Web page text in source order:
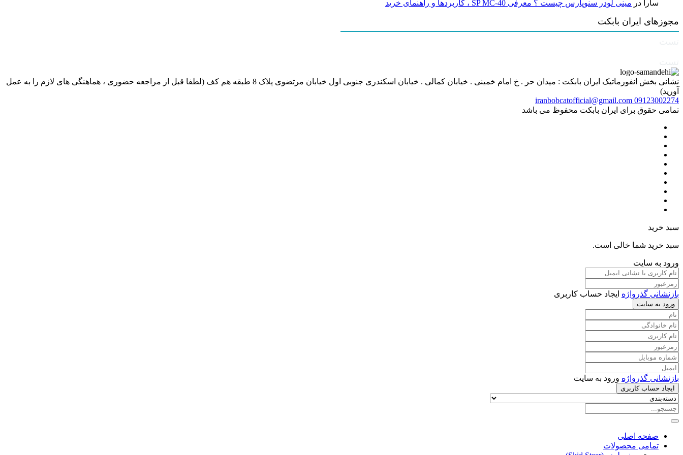
سارا در مینی لودر سنوپارس چیست ؟ معرفی SP MC-40 ، کاربردها و راهنمای خرید
مجوزهای ایران بابکت
نشانی بخش انفورماتیک ایران بابکت : میدان حر . خ امام خمینی . خیابان کمالی . خیابان اسکندری جنوبی اول خیابان مرتضوی پلاک 8 طبقه هم کف (لطفا قبل از مراجعه حضوری ، هماهنگی های لازم را به عمل
آورید)
09123002274
iranbobcatofficial@gmail.com
تمامی حقوق برای ایران بابکت محفوظ می باشد
سبد خرید
سبد خرید شما خالی است.
ورود به سایت
بازنشانی گذرواژه ایجاد حساب کاربری
ورود به سایت
بازنشانی گذرواژه ورود به سایت
ایجاد حساب کاربری
صفحه اصلی
تمامی محصولات